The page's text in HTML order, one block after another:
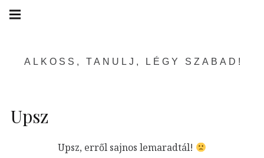
Skip
ALKOSS, TANULJ, LÉGY SZABAD!
navigation
Upsz
Upsz, erről sajnos lemaradtál!